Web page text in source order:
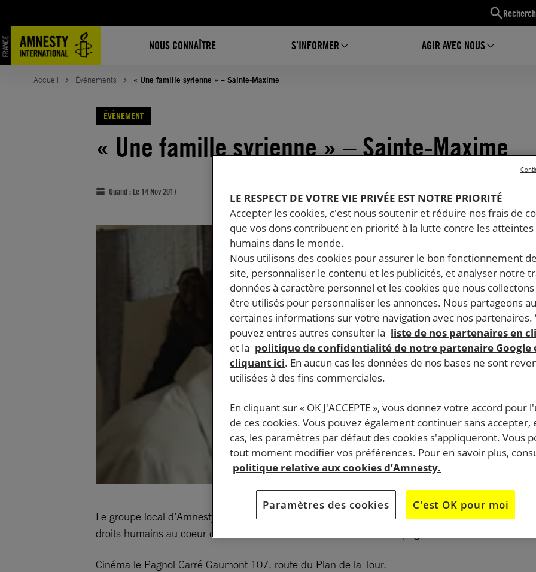
NOUS CONNAÎTRE S’INFORMER AGIR AVEC NOUS
Accueil Évènements « Une famille syrienne » – Sainte-Maxime
ÉVÈNEMENT
« Une famille syrienne » – Sainte-Maxime
Quand : Le 14 Nov 2017
Le groupe local d’Amnesty International vous invite à une projection du Film «Une famille
droits humains au coeur du film amenant à l’introduction de la campagne I Welcome
Cinéma le Pagnol Carré Gaumont 107, route du Plan de la Tour.
LE RESPECT DE VOTRE VIE PRIVÉE EST NOTRE PRIORITÉ
Accepter les cookies, c'est nous soutenir et réduire nos frais de
que vos dons contribuent en priorité à la lutte contre les
humains dans le monde.
Nous utilisons des cookies pour assurer le bon fonctionnement
site, personnaliser le contenu et les publicités, et analyser notre
données à caractère personnel et les cookies que nous
être utilisés pour personnaliser les annonces. Nous partageons
certaines informations sur votre navigation avec nos partenaires.
pouvez entres autres consulter la liste de nos partenaires en
et la politique de confidentialité de notre partenaire Google
cliquant ici. En aucun cas les données de nos bases ne sont
utilisées à des fins commerciales.
En cliquant sur « OK J'ACCEPTE », vous donnez votre accord pour
de ces cookies. Vous pouvez également continuer sans accepter,
cas, les paramètres par défaut des cookies s'appliqueront. Vous
tout moment modifier vos préférences. Pour en savoir plus,
politique relative aux cookies d’Amnesty.
Paramètres des cookies C'est OK pour moi